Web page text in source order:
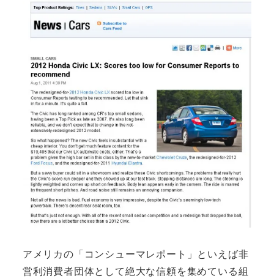
アメリカの「コンシューマレポート」といえば非
営利消費者団体として絶大な信頼を集めている組